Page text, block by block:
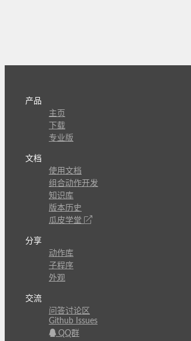
产品
主页
下载
专业版
文档
使用文档
组合动作开发
知识库
版本历史
瓜皮学堂
分享
动作库
子程序
外观
交流
问答讨论区
Github Issues
QQ群